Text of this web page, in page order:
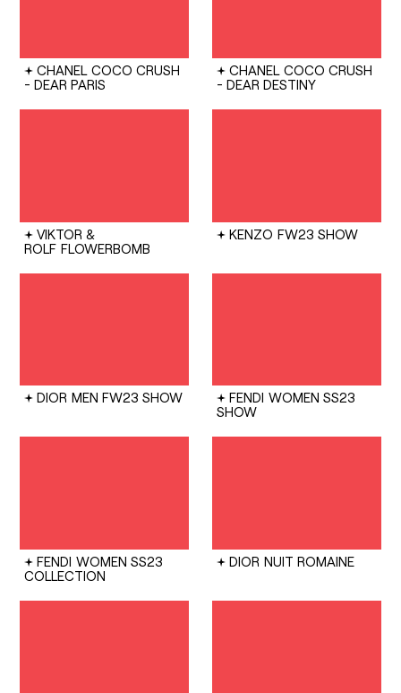
CHANEL COCO CRUSH
- DEAR PARIS
CHANEL COCO CRUSH
- DEAR DESTINY
VIKTOR &
ROLF FLOWERBOMB
KENZO FW23 SHOW
DIOR MEN FW23 SHOW FENDI WOMEN SS23
SHOW
FENDI WOMEN SS23
COLLECTION
DIOR NUIT ROMAINE